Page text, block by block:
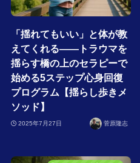
「揺れてもいい」と体が教
えてくれる――トラウマを
揺らす橋の上のセラピーで
始める5ステップ心身回復
プログラム【揺らし歩きメ
ソッド】
2025年7月27日 菅原隆志